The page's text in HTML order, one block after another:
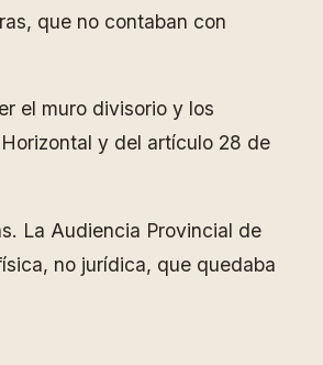
que no contaban con
el muro divisorio y los
y del artículo 28 de
La Audiencia Provincial de
no jurídica, que quedaba